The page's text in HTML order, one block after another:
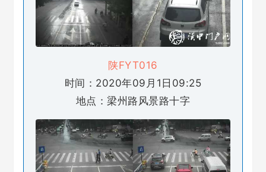
陕FYT016
时间：2020年09月1日09:25
地点：梁州路风景路十字